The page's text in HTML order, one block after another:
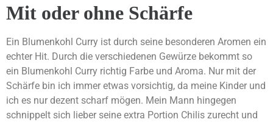
Mit oder ohne Schärfe
Ein Blumenkohl Curry ist durch seine besonderen Aromen ein
echter Hit. Durch die verschiedenen Gewürze bekommt so
ein Blumenkohl Curry richtig Farbe und Aroma. Nur mit der
Schärfe bin ich immer etwas vorsichtig, da meine Kinder und
ich es nur dezent scharf mögen. Mein Mann hingegen
schnippelt sich lieber seine extra Portion Chilis zurecht und